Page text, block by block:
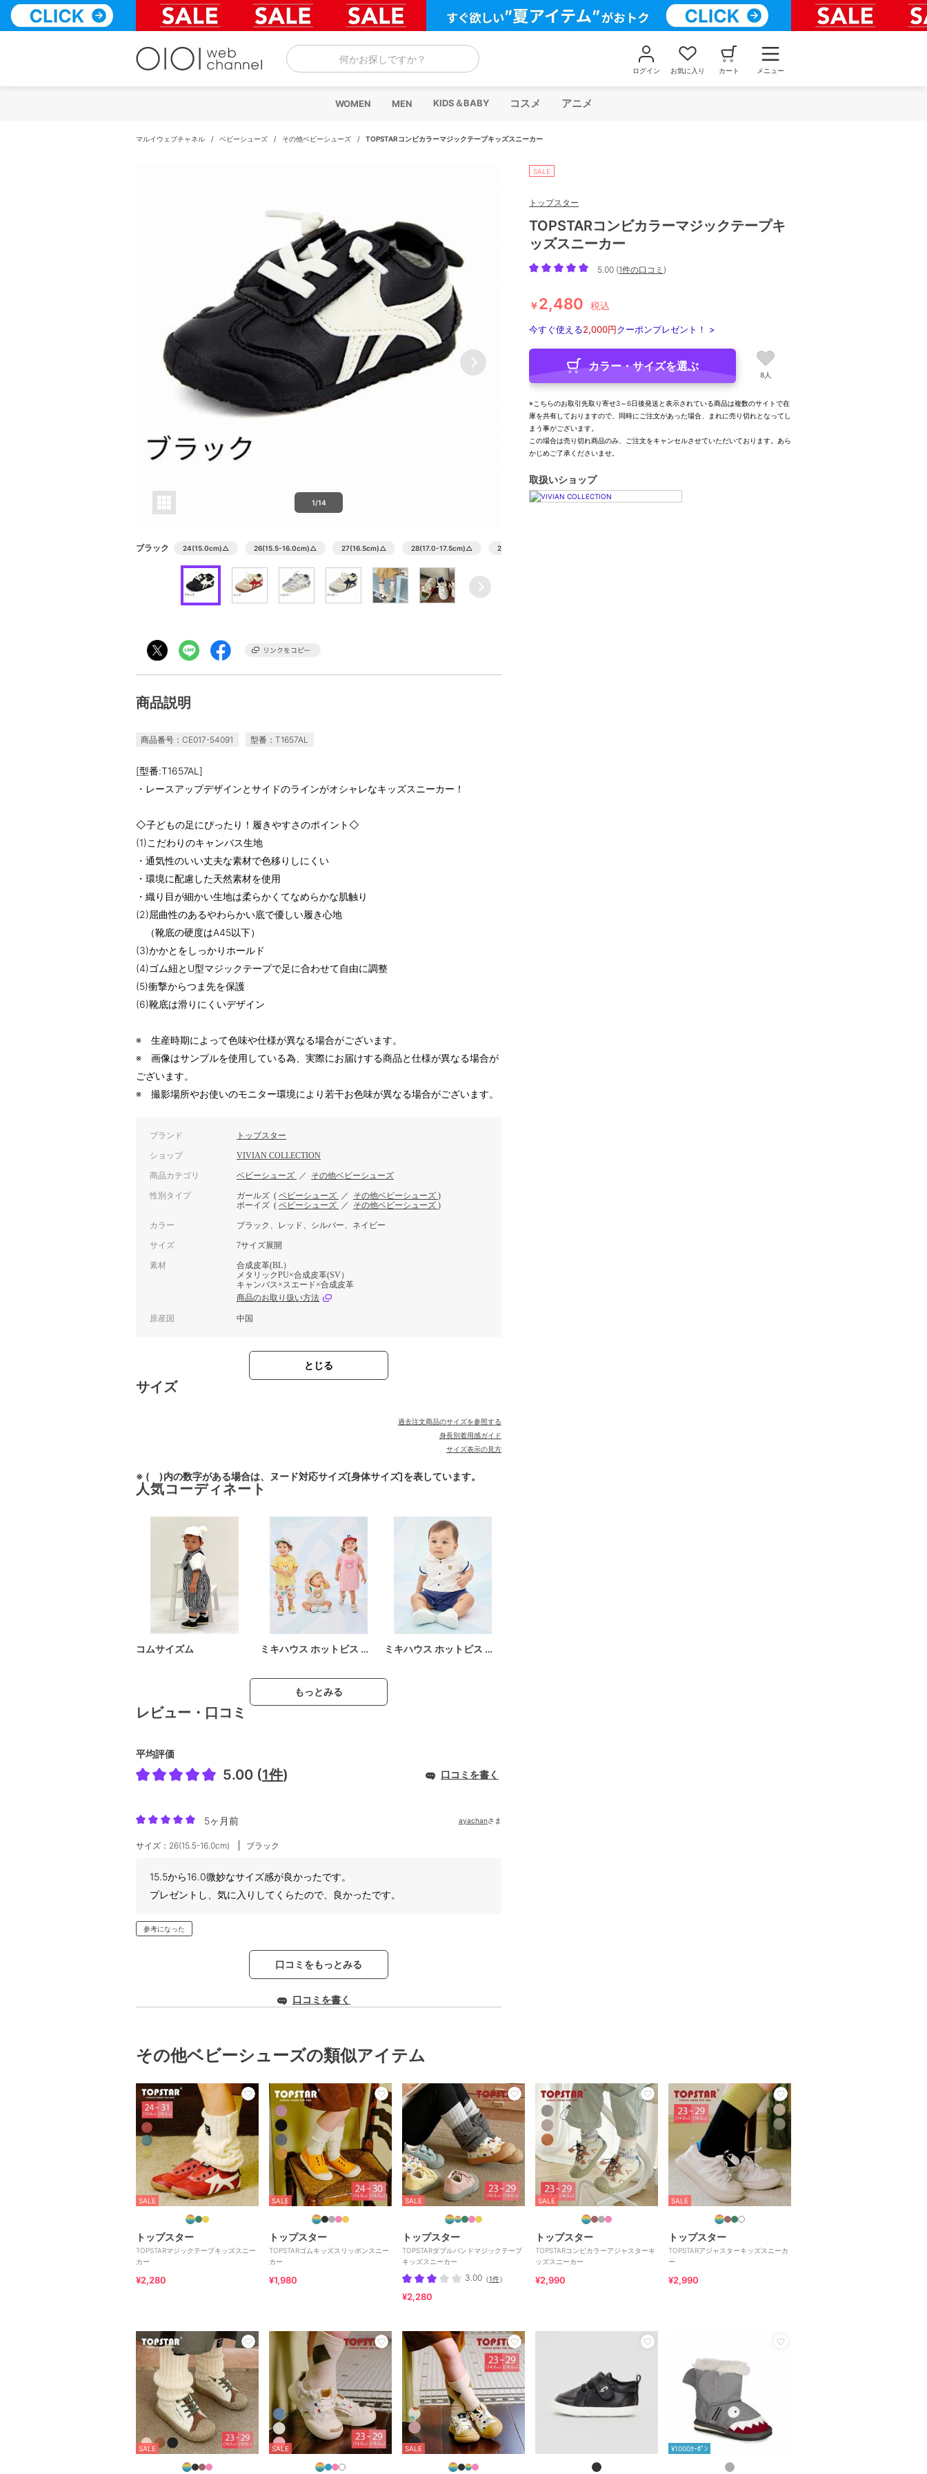
テ
何かお探しですか？
ログイン お気に入り カート メニュー
WOMEN MEN KIDS＆BABY コスメ アニメ
マルイウェブチャネル / ベビーシューズ / その他ベビーシューズ / TOPSTARコンビカラーマジックテープキッズスニーカー
1/14
ブラック 24(15.0cm)△ 26(15.5-16.0cm)△ 27(16.5cm)△ 28(17.0-17.5cm)△ 29(18.0cm)
商品説明
商品番号：CE017-54091 型番：T1657AL
[型番:T1657AL]
・レースアップデザインとサイドのラインがオシャレなキッズスニーカー！
◇子どもの足にぴったり！履きやすさのポイント◇
(1)こだわりのキャンバス生地
・通気性のいい丈夫な素材で色移りしにくい
・環境に配慮した天然素材を使用
・織り目が細かい生地は柔らかくてなめらかな肌触り
(2)屈曲性のあるやわらかい底で優しい履き心地
（靴底の硬度はA45以下）
(3)かかとをしっかりホールド
(4)ゴム紐とU型マジックテープで足に合わせて自由に調整
(5)衝撃からつま先を保護
(6)靴底は滑りにくいデザイン
※ 生産時期によって色味や仕様が異なる場合がございます。
※ 画像はサンプルを使用している為、実際にお届けする商品と仕様が異なる場合が
ございます。
※ 撮影場所やお使いのモニター環境により若干お色味が異なる場合がございます。
ブランド トップスター
ショップ VIVIAN COLLECTION
商品カテゴリ ベビーシューズ ／ その他ベビーシューズ
性別タイプ ガールズ ( ベビーシューズ ／ その他ベビーシューズ )
ボーイズ ( ベビーシューズ ／ その他ベビーシューズ )
カラー ブラック、レッド、シルバー、ネイビー
サイズ 7サイズ展開
素材
合成皮革(BL）
メタリックPU×合成皮革(SV）
キャンバス×スエード×合成皮革
商品のお取り扱い方法
原産国 中国
とじる
サイズ
過去注文商品のサイズを参照する
身長別着用感ガイド
サイズ表示の見方
※ ( )内の数字がある場合は、ヌード対応サイズ[身体サイズ]を表しています。
人気コーディネート
コムサイズム ミキハウス ホットビス … ミキハウス ホットビス …
もっとみる
レビュー・口コミ
平均評価
5.00 (1件) 口コミを書く
5ヶ月前 ayachanさま
サイズ：26(15.5-16.0cm) ブラック
15.5から16.0微妙なサイズ感が良かったです。
プレゼントし、気に入りしてくらたので、良かったです。
参考になった
口コミをもっとみる
口コミを書く
SALE
トップスター
TOPSTARコンビカラーマジックテープキ
ッズスニーカー
5.00 (1件の口コミ )
￥2,480 税込
今すぐ使える2,000円クーポンプレゼント！ >
カラー・サイズを選ぶ
8人
※こちらのお取引先取り寄せ3～6日後発送と表示されている商品は複数のサイトで在
庫を共有しておりますので、同時にご注文があった場合、まれに売り切れとなってし
まう事がございます。
この場合は売り切れ商品のみ、ご注文をキャンセルさせていただいております。あら
かじめご了承くださいませ。
取扱いショップ
その他ベビーシューズの類似アイテム
SALE
トップスター
TOPSTARマジックテープキッズスニー
カー
¥2,280
SALE
トップスター
TOPSTARゴムキッズスリッポンスニー
カー
¥1,980
SALE
トップスター
TOPSTARダブルバンドマジックテープ
キッズスニーカー
3.00 （1件）
¥2,280
SALE
トップスター
TOPSTARコンビカラーアジャスターキ
ッズスニーカー
¥2,990
SALE
トップスター
TOPSTARアジャスターキッズスニーカ
ー
¥2,990
SALE SALE SALE ¥1000ｸｰﾎﾟﾝ